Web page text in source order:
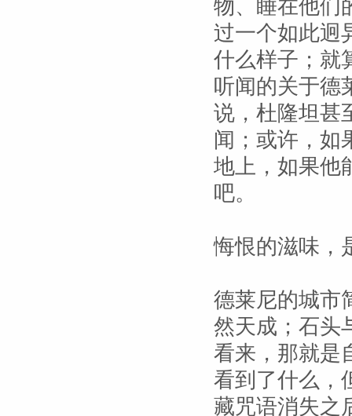
物、睡在他们
过一个如此迥
什么样子；就
听闻的关于德
说，杜隆坦甚
闻；或许，如
地上，如果他
吧。
悔恨的滋味
德莱尼的城市
然天成；石头
看来，那就是
看到了什么，
藏咒语消失之